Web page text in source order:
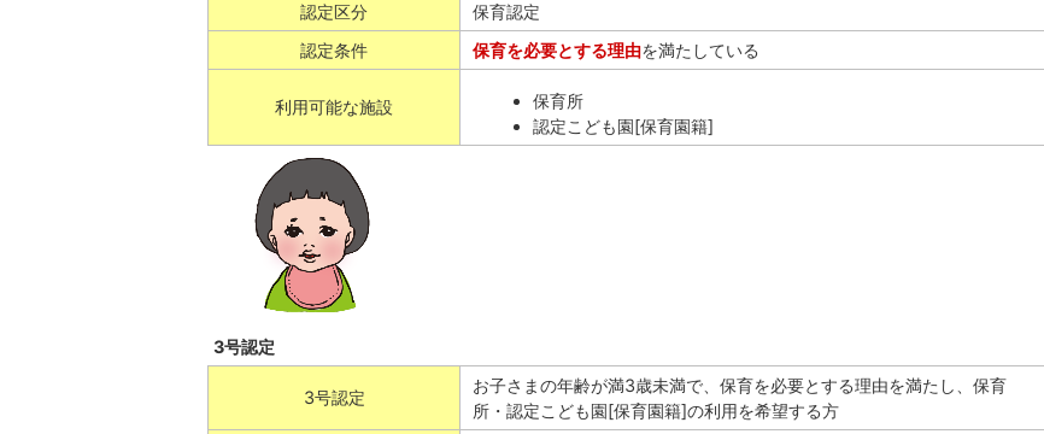
認定区分
保育認定
認定条件
保育を必要とする理由を満たしている
利用可能な施設
保育所
認定こども園[保育園籍]
3号認定
3号認定
お子さまの年齢が満3歳未満で、保育を必要とする理由を満たし、保育
所・認定こども園[保育園籍]の利用を希望する方